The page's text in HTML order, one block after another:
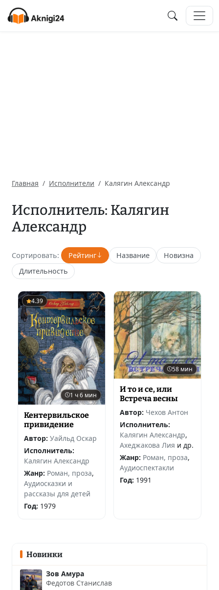
Главная Исполнители Калягин Александр
Исполнитель: Калягин
Александр
Сортировать: Рейтинг Название
Новизна
Длительность
4.39
1 ч 6 мин
Кентервильское
привидение
Автор: Уайльд Оскар
Исполнитель:
Калягин Александр
Жанр: Роман, проза,
Аудиосказки и
рассказы для детей
Год: 1979
58 мин
И то и се, или
Встреча весны
Автор: Чехов Антон
Исполнитель:
Калягин Александр,
Ахеджакова Лия и др.
Жанр: Роман, проза,
Аудиоспектакли
Год: 1991
Новинки
Зов Амура
Федотов Станислав